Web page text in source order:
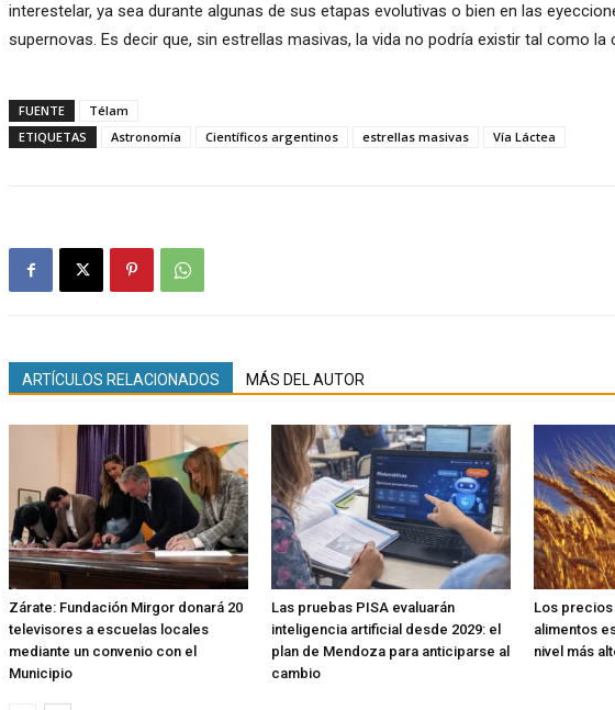
interestelar, ya sea durante algunas de sus etapas evolutivas o bien en las
supernovas. Es decir que, sin estrellas masivas, la vida no podría existir tal como la
FUENTE
Télam
ETIQUETAS
Astronomía Científicos argentinos estrellas masivas Vía Láctea
ARTÍCULOS RELACIONADOS MÁS DEL AUTOR
Zárate: Fundación Mirgor donará 20
televisores a escuelas locales
mediante un convenio con el
Municipio
Las pruebas PISA evaluarán
inteligencia artificial desde 2029: el
plan de Mendoza para anticiparse al
cambio
Los
alimentos
nivel más